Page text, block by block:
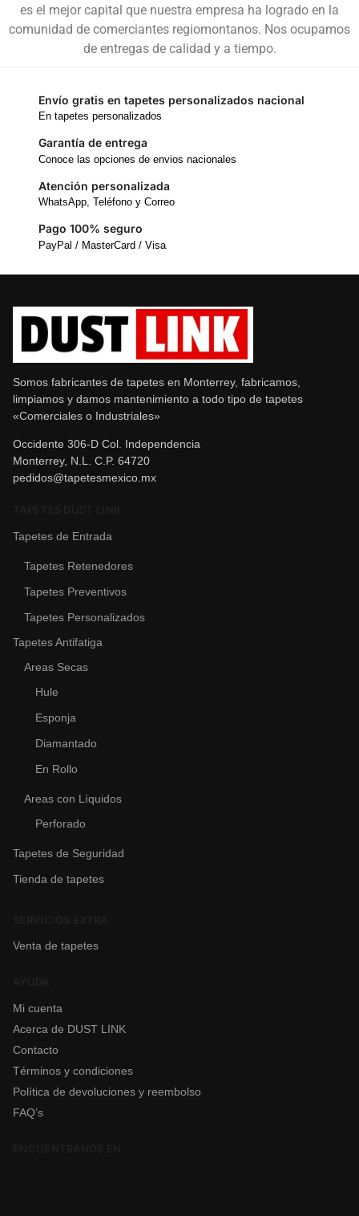
es el mejor capital que nuestra empresa ha logrado en la
comunidad de comerciantes regiomontanos. Nos ocupamos
de entregas de calidad y a tiempo.
Envío gratis en tapetes personalizados nacional
En tapetes personalizados
Garantía de entrega
Conoce las opciones de envios nacionales
Atención personalizada
WhatsApp, Teléfono y Correo
Pago 100% seguro
PayPal / MasterCard / Visa
Somos fabricantes de tapetes en Monterrey, fabricamos,
limpiamos y damos mantenimiento a todo tipo de tapetes
«Comerciales o Industriales»
Occidente 306-D Col. Independencia
Monterrey, N.L. C.P. 64720
pedidos@tapetesmexico.mx
Tapetes de Entrada
Tapetes Retenedores
Tapetes Preventivos
Tapetes Personalizados
Tapetes Antifatiga
Areas Secas
Hule
Esponja
Diamantado
En Rollo
Areas con Líquidos
Perforado
Tapetes de Seguridad
Tienda de tapetes
Venta de tapetes
Mi cuenta
Acerca de DUST LINK
Contacto
Términos y condiciones
Política de devoluciones y reembolso
FAQ’s